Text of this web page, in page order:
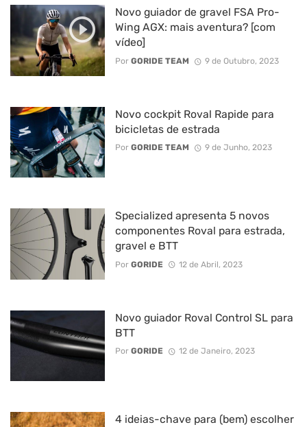
Novo guiador de gravel FSA Pro-
Wing AGX: mais aventura? [com
vídeo]
Por GORIDE TEAM 9 de Outubro, 2023
Novo cockpit Roval Rapide para
bicicletas de estrada
Por GORIDE TEAM 9 de Junho, 2023
Specialized apresenta 5 novos
componentes Roval para estrada,
gravel e BTT
Por GORIDE 12 de Abril, 2023
Novo guiador Roval Control SL para
BTT
Por GORIDE 12 de Janeiro, 2023
4 ideias-chave para (bem) escolher